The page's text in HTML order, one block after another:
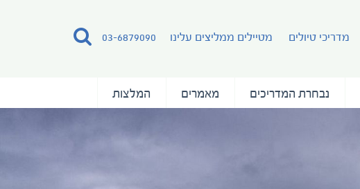
03-6879090 מדריכי טיולים מטיילים ממליצים עלינו
נבחרת המדריכים מאמרים המלצות